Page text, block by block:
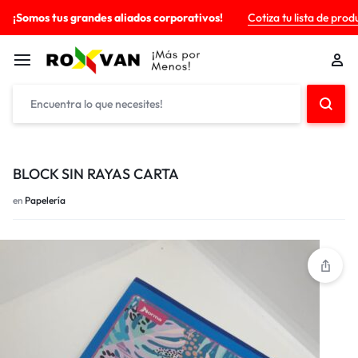
¡Somos tus grandes aliados corporativos! Cotiza tu lista de
BLOCK SIN RAYAS CARTA
en Papelería